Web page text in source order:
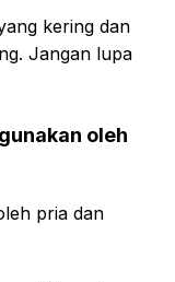
kering dan
Jangan lupa
oleh
pria dan